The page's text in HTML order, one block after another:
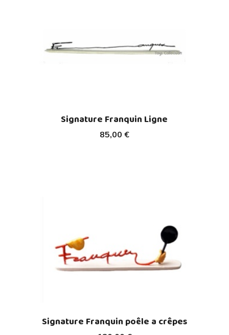
85,00 €
Signature Franquin Ligne
Signature Franquin poêle a crêpes